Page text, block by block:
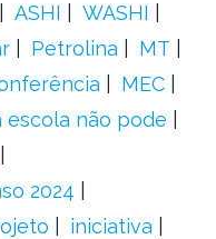
ASHI
WASHI
Petrolina
MT
MEC
escola não pode
2024
iniciativa